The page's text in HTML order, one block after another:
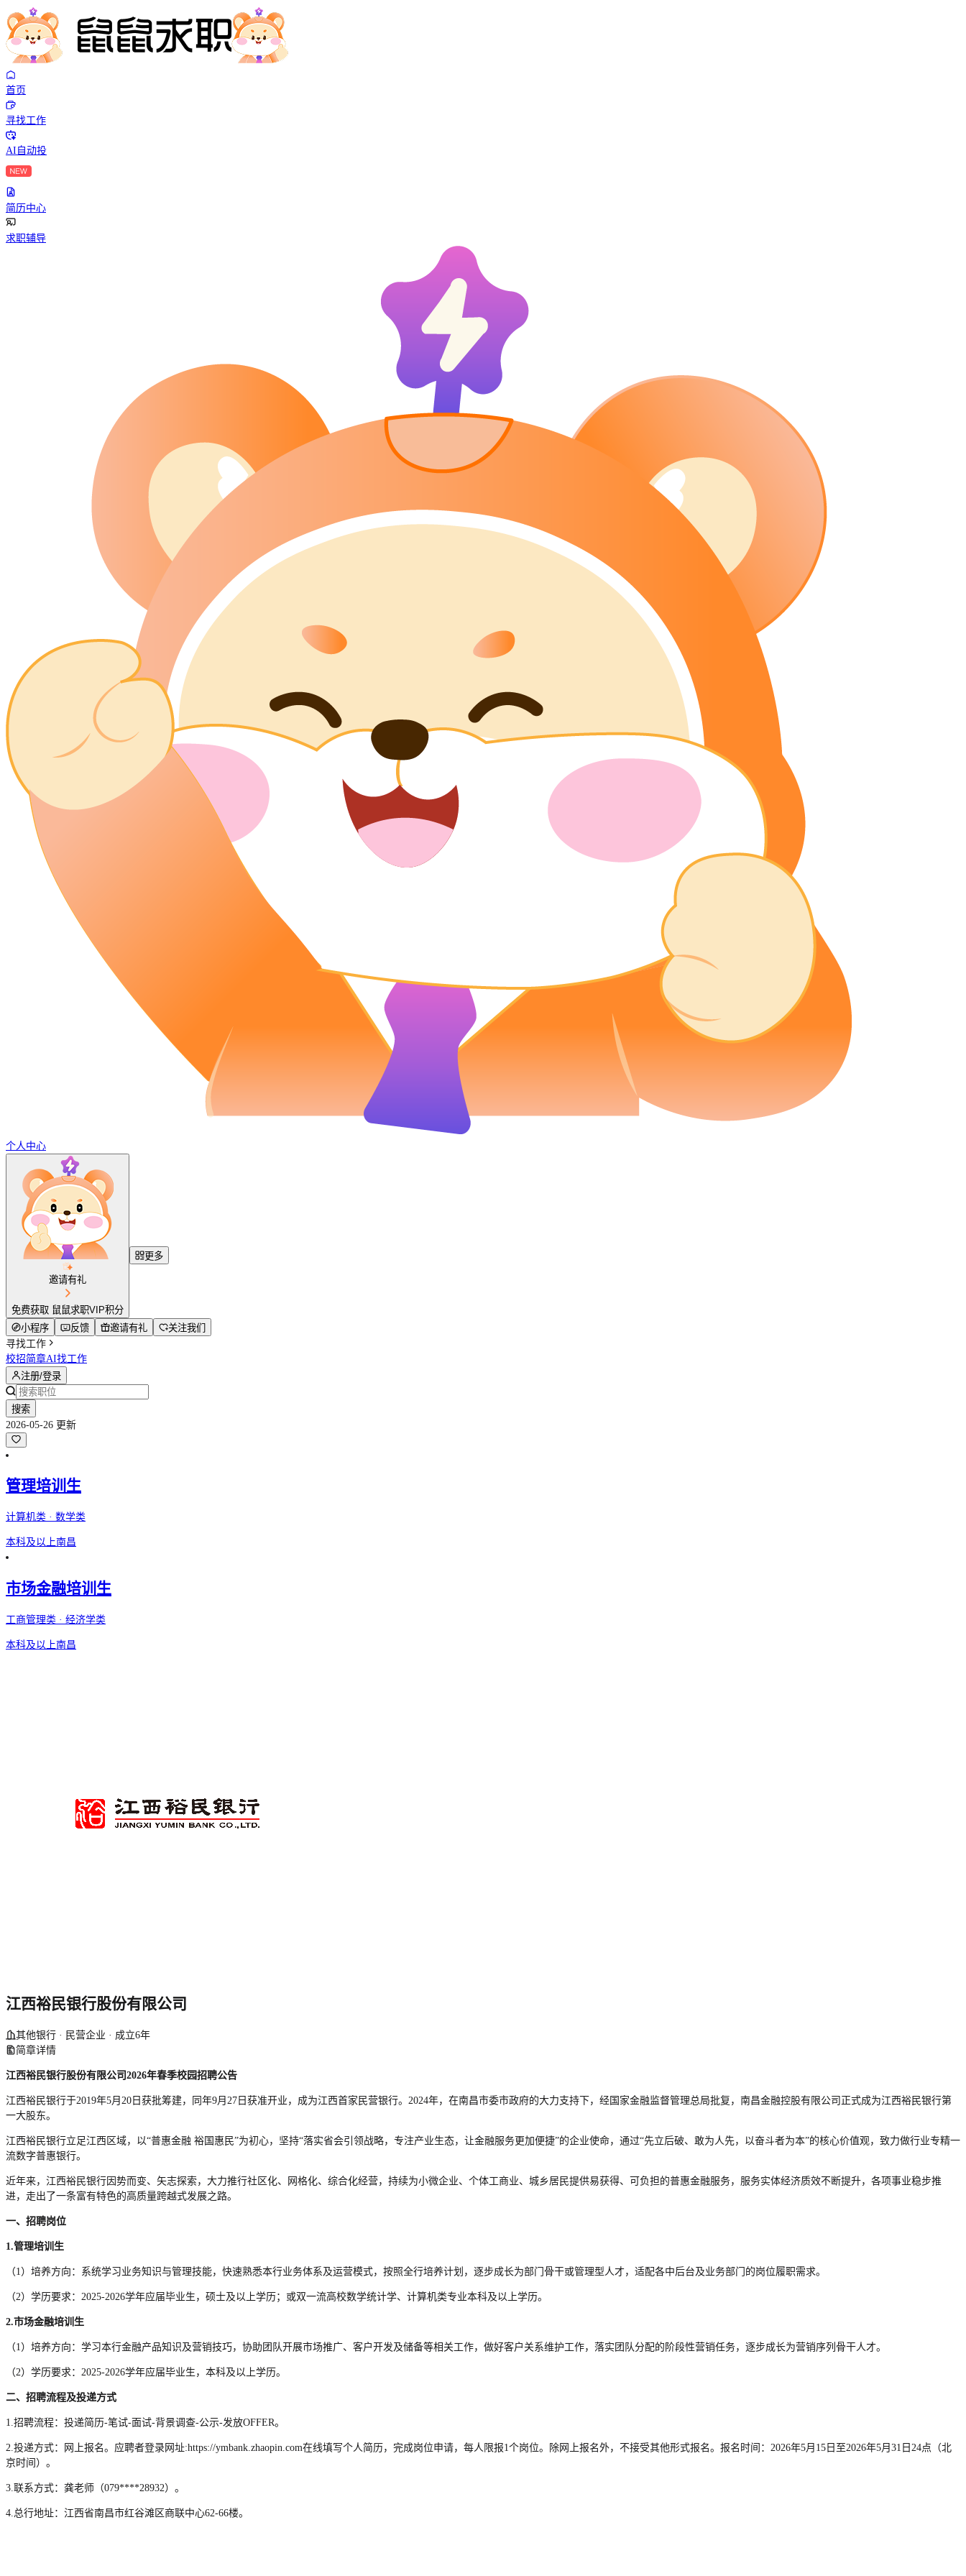
首页
寻找工作
AI自动投
简历中心
求职辅导
个人中心
邀请有礼
免费获取 鼠鼠求职VIP积分
更多
小程序 反馈 邀请有礼
关注我们
寻找工作
校招简章AI找工作
注册/登录
搜索
2026-05-26 更新
管理培训生
计算机类 · 数学类
本科及以上南昌
市场金融培训生
工商管理类 · 经济学类
本科及以上南昌
江西裕民银行股份有限公司
其他银行 · 民营企业 · 成立6年
简章详情
江西裕民银行股份有限公司 2026年春季校园招聘公告
江西裕民银行于2019年5月20日获批筹建，同年9月27日获准开业，成为江西首家民营银行。2024年，在南昌市委市政府的大力支持下，经国家金融监督管理总局批复，南昌金融控股有限公司正式成为江西裕民银行第
一大股东。
江西裕民银行立足江西区域，以“普惠金融 裕国惠民”为初心，坚持“落实省会引领战略，专注产业生态，让金融服务更加便捷”的企业使命，通过“先立后破、敢为人先，以奋斗者为本”的核心价值观，致力做行业专精一
流数字普惠银行。
近年来，江西裕民银行因势而变、矢志探索，大力推行社区化、网格化、综合化经营，持续为小微企业、个体工商业、城乡居民提供易获得、可负担的普惠金融服务，服务实体经济质效不断提升，各项事业稳步推
进，走出了一条富有特色的高质量跨越式发展之路。
一、招聘岗位
1.管理培训生
（1）培养方向：系统学习业务知识与管理技能，快速熟悉本行业务体系及运营模式，按照全行培养计划，逐步成长为部门骨干或管理型人才，适配各中后台及业务部门的岗位履职需求。
（2）学历要求：2025-2026学年应届毕业生，硕士及以上学历；或双一流高校数学统计学、计算机类专业本科及以上学历。
2.市场金融培训生
（1）培养方向：学习本行金融产品知识及营销技巧，协助团队开展市场推广、客户开发及储备等相关工作，做好客户关系维护工作，落实团队分配的阶段性营销任务，逐步成长为营销序列骨干人才。
（2）学历要求：2025-2026学年应届毕业生，本科及以上学历。
二、招聘流程及投递方式
1.招聘流程：投递简历-笔试-面试-背景调查-公示-发放OFFER。
2.投递方式：网上报名。应聘者登录网址:https://ymbank.zhaopin.com在线填写个人简历，完成岗位申请，每人限报1个岗位。除网上报名外，不接受其他形式报名。报名时间：2026年5月15日至2026年5月31日24点（北
京时间）。
3.联系方式：龚老师（079****28932）。
4.总行地址：江西省南昌市红谷滩区商联中心62-66楼。